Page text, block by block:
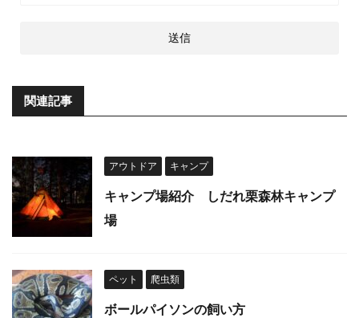
関連記事
アウトドア キャンプ
キャンプ場紹介 しだれ栗森林キャンプ
場
ペット 爬虫類
ボールパイソンの飼い方